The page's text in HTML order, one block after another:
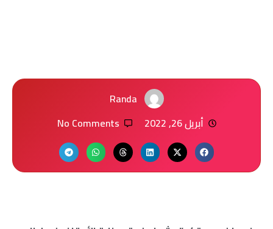
Randa
أبريل 26, 2022
No Comments